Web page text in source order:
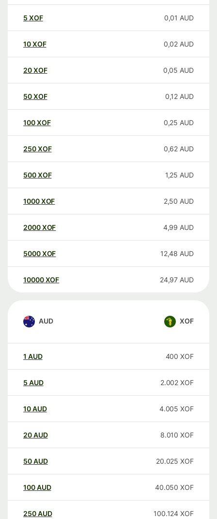
5 XOF 0,01 AUD
10XOF 0,02 AUD
20XOF 0,05 AUD
50XOF 0,12 AUD
100XOF 0,25 AUD
250XOF 0,62 AUD
500XOF 1,25 AUD
1000XOF 2,50 AUD
2000XOF 4,99 AUD
5000XOF 12,48 AUD
10000 XOF 24,97 AUD
AUD XOF
1 AUD 400 XOF
5 AUD 2.002 XOF
10AUD 4.005 XOF
20AUD 8.010 XOF
50AUD 20.025 XOF
100AUD 40.050 XOF
250AUD 100.124 XOF